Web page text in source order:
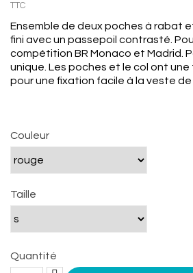
TTC
Ensemble de deux poches à rabat
fini avec un passepoil contrasté.
compétition BR Monaco et Madrid.
unique. Les poches et le col ont
pour une fixation facile à la veste
Couleur
Taille
Quantité